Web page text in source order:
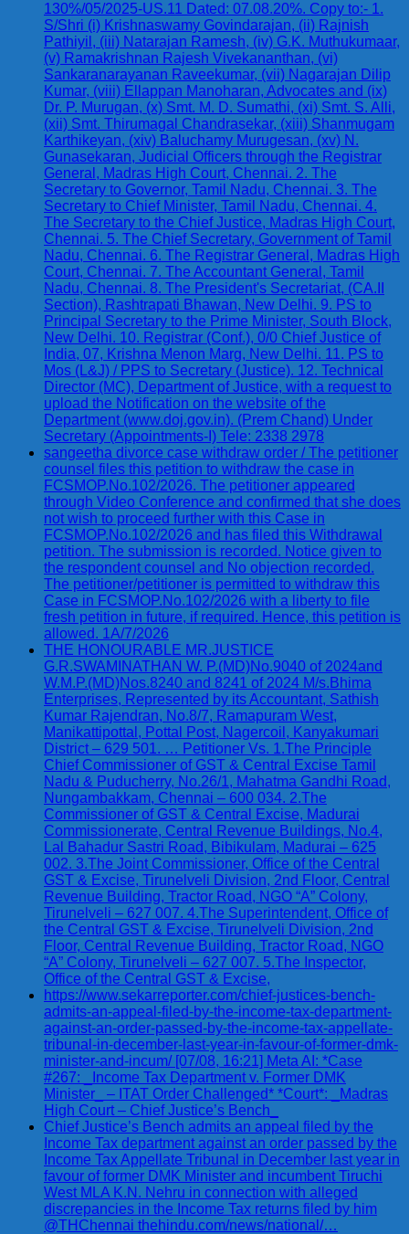
130%/05/2025-US.11 Dated: 07.08.20%. Copy to:- 1.
S/Shri (i) Krishnaswamy Govindarajan, (ii) Rajnish
Pathiyil, (iii) Natarajan Ramesh, (iv) G.K. Muthukumaar,
(v) Ramakrishnan Rajesh Vivekananthan, (vi)
Sankaranarayanan Raveekumar, (vii) Nagarajan Dilip
Kumar, (viii) Ellappan Manoharan, Advocates and (ix)
Dr. P. Murugan, (x) Smt. M. D. Sumathi, (xi) Smt. S. Alli,
(xii) Smt. Thirumagal Chandrasekar, (xiii) Shanmugam
Karthikeyan, (xiv) Baluchamy Murugesan, (xv) N.
Gunasekaran, Judicial Officers through the Registrar
General, Madras High Court, Chennai. 2. The
Secretary to Governor, Tamil Nadu, Chennai. 3. The
Secretary to Chief Minister, Tamil Nadu, Chennai. 4.
The Secretary to the Chief Justice, Madras High Court,
Chennai. 5. The Chief Secretary, Government of Tamil
Nadu, Chennai. 6. The Registrar General, Madras High
Court, Chennai. 7. The Accountant General, Tamil
Nadu, Chennai. 8. The President's Secretariat, (CA.II
Section), Rashtrapati Bhawan, New Delhi. 9. PS to
Principal Secretary to the Prime Minister, South Block,
New Delhi. 10. Registrar (Conf.), 0/0 Chief Justice of
India, 07, Krishna Menon Marg, New Delhi. 11. PS to
Mos (L&J) / PPS to Secretary (Justice). 12. Technical
Director (MC), Department of Justice, with a request to
upload the Notification on the website of the
Department (www.doj.gov.in). (Prem Chand) Under
Secretary (Appointments-I) Tele: 2338 2978
sangeetha divorce case withdraw order / The petitioner
counsel files this petition to withdraw the case in
FCSMOP.No.102/2026. The petitioner appeared
through Video Conference and confirmed that she does
not wish to proceed further with this Case in
FCSMOP.No.102/2026 and has filed this Withdrawal
petition. The submission is recorded. Notice given to
the respondent counsel and No objection recorded.
The petitioner/petitioner is permitted to withdraw this
Case in FCSMOP.No.102/2026 with a liberty to file
fresh petition in future, if required. Hence, this petition is
allowed. 1A/7/2026
THE HONOURABLE MR.JUSTICE
G.R.SWAMINATHAN W. P.(MD)No.9040 of 2024and
W.M.P.(MD)Nos.8240 and 8241 of 2024 M/s.Bhima
Enterprises, Represented by its Accountant, Sathish
Kumar Rajendran, No.8/7, Ramapuram West,
Manikattipottal, Pottal Post, Nagercoil, Kanyakumari
District – 629 501. … Petitioner Vs. 1.The Principle
Chief Commissioner of GST & Central Excise Tamil
Nadu & Puducherry, No.26/1, Mahatma Gandhi Road,
Nungambakkam, Chennai – 600 034. 2.The
Commissioner of GST & Central Excise, Madurai
Commissionerate, Central Revenue Buildings, No.4,
Lal Bahadur Sastri Road, Bibikulam, Madurai – 625
002. 3.The Joint Commissioner, Office of the Central
GST & Excise, Tirunelveli Division, 2nd Floor, Central
Revenue Building, Tractor Road, NGO “A” Colony,
Tirunelveli – 627 007. 4.The Superintendent, Office of
the Central GST & Excise, Tirunelveli Division, 2nd
Floor, Central Revenue Building, Tractor Road, NGO
“A” Colony, Tirunelveli – 627 007. 5.The Inspector,
Office of the Central GST & Excise,
https://www.sekarreporter.com/chief-justices-bench-
admits-an-appeal-filed-by-the-income-tax-department-
against-an-order-passed-by-the-income-tax-appellate-
tribunal-in-december-last-year-in-favour-of-former-dmk-
minister-and-incum/ [07/08, 16:21] Meta AI: *Case
#267: _Income Tax Department v. Former DMK
Minister_ – ITAT Order Challenged* *Court*: _Madras
High Court – Chief Justice’s Bench_
Chief Justice’s Bench admits an appeal filed by the
Income Tax department against an order passed by the
Income Tax Appellate Tribunal in December last year in
favour of former DMK Minister and incumbent Tiruchi
West MLA K.N. Nehru in connection with alleged
discrepancies in the Income Tax returns filed by him
@THChennai thehindu.com/news/national/…